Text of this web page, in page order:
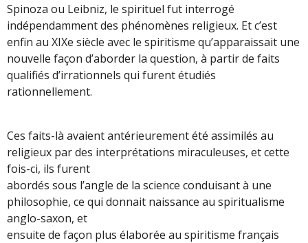
Spinoza ou Leibniz, le spirituel fut interrogé
indépendamment des phénomènes religieux. Et c’est
enfin au XIXe siècle avec le spiritisme qu’apparaissait une
nouvelle façon d’aborder la question, à partir de faits
qualifiés d’irrationnels qui furent étudiés
rationnellement.
Ces faits-là avaient antérieurement été assimilés au
religieux par des interprétations miraculeuses, et cette
fois-ci, ils furent
abordés sous l’angle de la science conduisant à une
philosophie, ce qui donnait naissance au spiritualisme
anglo-saxon, et
ensuite de façon plus élaborée au spiritisme français